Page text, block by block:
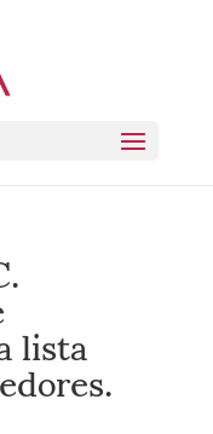
lista